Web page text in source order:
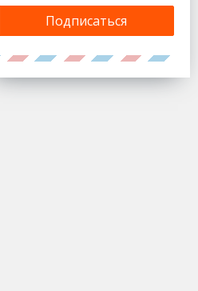
Подписаться